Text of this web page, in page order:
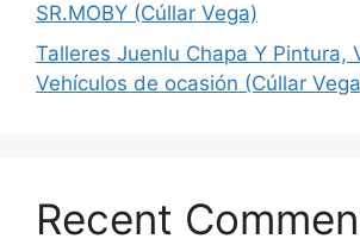
SR.MOBY (Cúllar Vega)
Talleres Juenlu Chapa Y Pintura,
Vehículos de ocasión (Cúllar
Recent